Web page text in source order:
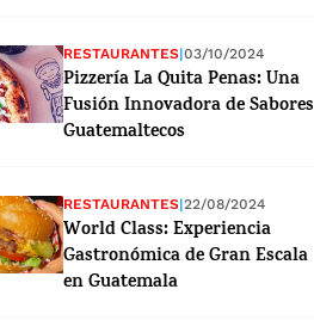
RESTAURANTES|03/10/2024
Pizzería La Quita Penas: Una
Fusión Innovadora de Sabores
Guatemaltecos
RESTAURANTES|22/08/2024
World Class: Experiencia
Gastronómica de Gran Escala
en Guatemala